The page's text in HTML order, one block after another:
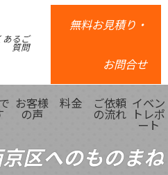
あるご
質問
無料お見積り・
お問合せ
お客様
の声
料金 ご依頼
の流れ
イベン
トレポ
ート
区へのものまね